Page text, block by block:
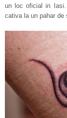
un loc oficial in
cativa la un pahar de